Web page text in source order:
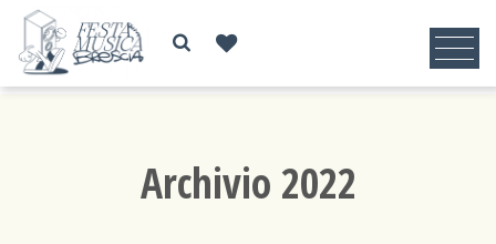
Archivio 2022